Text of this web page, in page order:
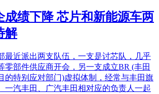
成绩下降 芯片和新能源车两
解
最近派出两支队伍，一支是讨芯队，几乎
零部件供应商开会，另一支成立BR (丰田
的特别应对部门)虚拟体制，经常与丰田旗
一汽丰田、广汽丰田相对应的负责人一起